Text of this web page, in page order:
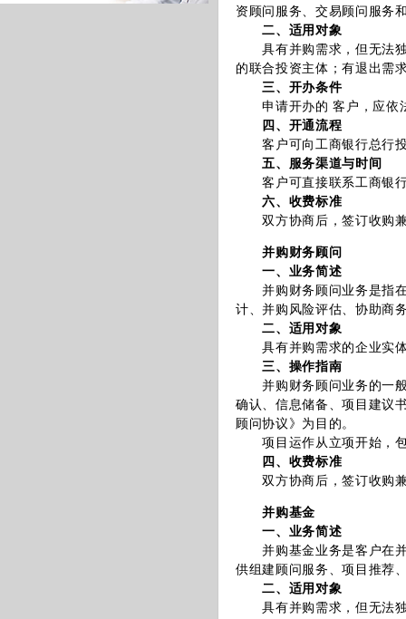
资顾问服务、交易顾问服务
二、适用对象
具有并购需求，但无法独
的联合投资主体；有退出需
三、开办条件
申请开办的 客户，应依法
四、开通流程
客户可向工商银行总行投
五、服务渠道与时间
客户可直接联系工商银行
六、收费标准
双方协商后，签订收购兼
并购财务顾问
一、业务简述
并购财务顾问业务是指在
计、并购风险评估、协助商
二、适用对象
具有并购需求的企业实体
三、操作指南
并购财务顾问业务的一般
确认、信息储备、项目建议
顾问协议》为目的。
项目运作从立项开始，包
四、收费标准
双方协商后，签订收购兼
并购基金
一、业务简述
并购基金业务是客户在并
供组建顾问服务、项目推荐
二、适用对象
具有并购需求，但无法独